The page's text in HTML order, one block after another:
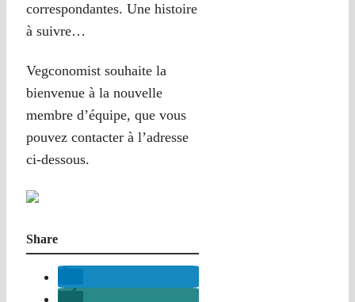
correspondantes. Une histoire
à suivre…
Vegconomist souhaite la
bienvenue à la nouvelle
membre d’équipe, que vous
pouvez contacter à l’adresse
ci-dessous.
Share